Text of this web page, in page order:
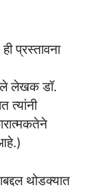
प्रस्तावना
लेखक डॉ.
त्यांनी
थोडक्यात